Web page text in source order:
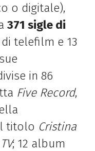
o digitale),
371 sigle di
di telefilm e 13
in 86
Five Record,
titolo Cristina
; 12 album